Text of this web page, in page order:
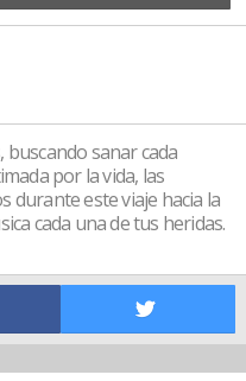
sanar cada
por la vida, las
durante este viaje hacia la
cada una de tus heridas.